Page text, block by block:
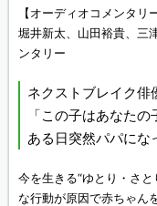
【オーディオコメンタリー
堀井新太、山田裕貴、三
ンタリー
ネクストブレイク俳
「この子はあなたの
ある日突然パパにな
今を生きる“ゆとり・さ
な行動が原因で赤ちゃん